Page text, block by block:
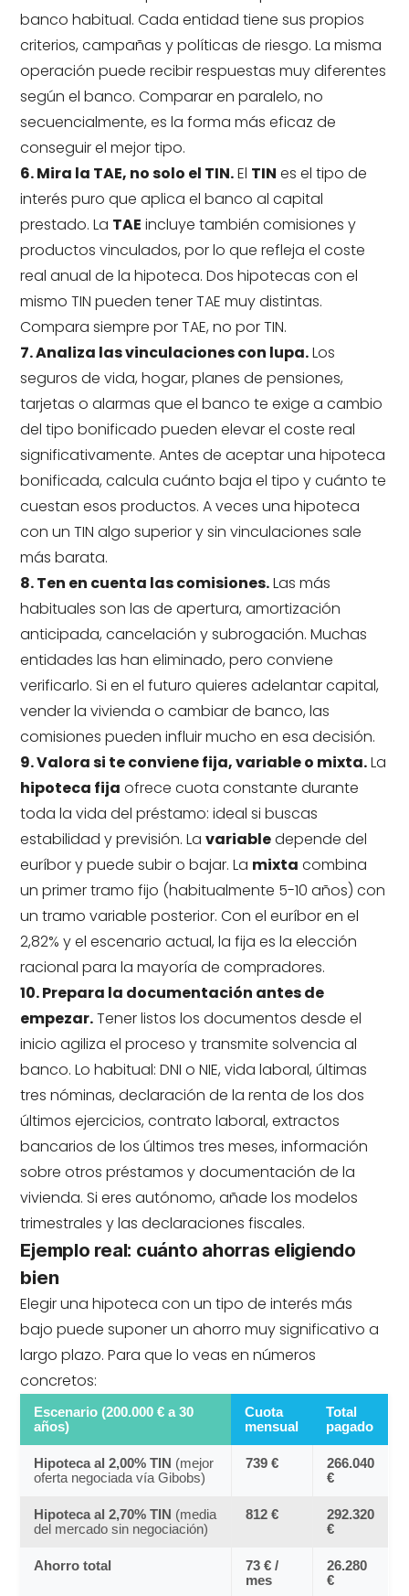
banco habitual. Cada entidad tiene sus propios
criterios, campañas y políticas de riesgo. La misma
operación puede recibir respuestas muy diferentes
según el banco. Comparar en paralelo, no
secuencialmente, es la forma más eficaz de
conseguir el mejor tipo.
6. Mira la TAE, no solo el TIN.El TIN es el tipo de
interés puro que aplica el banco al capital
prestado. La TAE incluye también comisiones y
productos vinculados, por lo que refleja el coste
real anual de la hipoteca. Dos hipotecas con el
mismo TIN pueden tener TAE muy distintas.
Compara siempre por TAE, no por TIN.
7. Analiza las vinculaciones con lupa.Los
seguros de vida, hogar, planes de pensiones,
tarjetas o alarmas que el banco te exige a cambio
del tipo bonificado pueden elevar el coste real
significativamente. Antes de aceptar una hipoteca
bonificada, calcula cuánto baja el tipo y cuánto te
cuestan esos productos. A veces una hipoteca
con un TIN algo superior y sin vinculaciones sale
más barata.
8. Ten en cuenta las comisiones.Las más
habituales son las de apertura, amortización
anticipada, cancelación y subrogación. Muchas
entidades las han eliminado, pero conviene
verificarlo. Si en el futuro quieres adelantar capital,
vender la vivienda o cambiar de banco, las
comisiones pueden influir mucho en esa decisión.
9. Valora si te conviene fija, variable o mixta.La
hipoteca fija ofrece cuota constante durante
toda la vida del préstamo: ideal si buscas
estabilidad y previsión. Lavariabledepende del
euríbor y puede subir o bajar. La mixta combina
un primer tramo fijo (habitualmente 5-10 años) con
un tramo variable posterior. Con el euríbor en el
2,82% y el escenario actual, la fija es la elección
racional para la mayoría de compradores.
10. Prepara la documentación antes de
empezar.Tener listos los documentos desde el
inicio agiliza el proceso y transmite solvencia al
banco. Lo habitual: DNI o NIE, vida laboral, últimas
tres nóminas, declaración de la renta de los dos
últimos ejercicios, contrato laboral, extractos
bancarios de los últimos tres meses, información
sobre otros préstamos y documentación de la
vivienda. Si eres autónomo, añade los modelos
trimestrales y las declaraciones fiscales.
Ejemplo real: cuánto ahorras eligiendo
bien
Elegir una hipoteca con un tipo de interés más
bajo puede suponer un ahorro muy significativo a
largo plazo. Para que lo veas en números
concretos:
Escenario (200.000 € a 30
años)
Cuota
mensual
Total
pagado
Hipoteca al 2,00% TIN (mejor
oferta negociada vía Gibobs)
739 €
266.040
€
Hipoteca al 2,70% TIN (media
del mercado sin negociación)
812 €
292.320
€
Ahorro total
73 € /
mes
26.280
€